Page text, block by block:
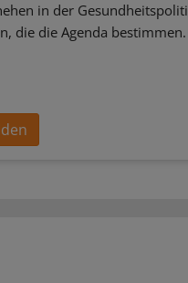
in der
die die Agenda bestimmen.